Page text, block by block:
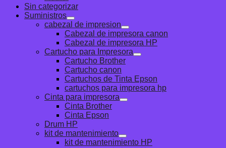
Sin categorizar
Suministros
cabezal de impresion
Cabezal de impresora canon
Cabezal de impresora HP
Cartucho para Impresora
Cartucho Brother
Cartucho canon
Cartuchos de Tinta Epson
cartuchos para impresora hp
Cinta para impresora
Cinta Brother
Cinta Epson
Drum HP
kit de mantenimiento
kit de mantenimiento HP